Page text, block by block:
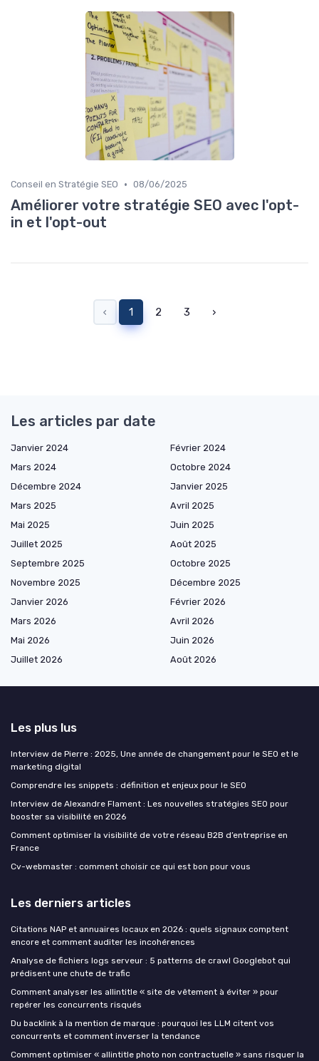
Conseil en Stratégie SEO • 08/06/2025
Améliorer votre stratégie SEO avec l'opt-
in et l'opt-out
‹ 1 2 3 ›
Les articles par date
Janvier 2024
Février 2024
Mars 2024
Octobre 2024
Décembre 2024
Janvier 2025
Mars 2025
Avril 2025
Mai 2025
Juin 2025
Juillet 2025
Août 2025
Septembre 2025
Octobre 2025
Novembre 2025
Décembre 2025
Janvier 2026
Février 2026
Mars 2026
Avril 2026
Mai 2026
Juin 2026
Juillet 2026
Août 2026
Les plus lus
Interview de Pierre : 2025, Une année de changement pour le SEO et le
marketing digital
Comprendre les snippets : définition et enjeux pour le SEO
Interview de Alexandre Flament : Les nouvelles stratégies SEO pour
booster sa visibilité en 2026
Comment optimiser la visibilité de votre réseau B2B d’entreprise en
France
Cv-webmaster : comment choisir ce qui est bon pour vous
Les derniers articles
Citations NAP et annuaires locaux en 2026 : quels signaux comptent
encore et comment auditer les incohérences
Analyse de fichiers logs serveur : 5 patterns de crawl Googlebot qui
prédisent une chute de trafic
Comment analyser les allintitle « site de vêtement à éviter » pour
repérer les concurrents risqués
Du backlink à la mention de marque : pourquoi les LLM citent vos
concurrents et comment inverser la tendance
Comment optimiser « allintitle photo non contractuelle » sans risquer la